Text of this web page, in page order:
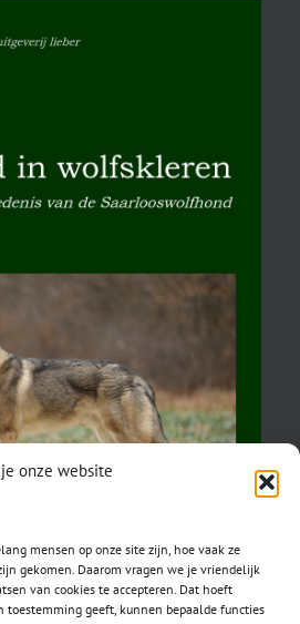
onze website
mensen op onze site zijn, hoe vaak ze
gekomen. Daarom vragen we je vriendelijk
van cookies te accepteren. Dat hoeft
toestemming geeft, kunnen bepaalde functies